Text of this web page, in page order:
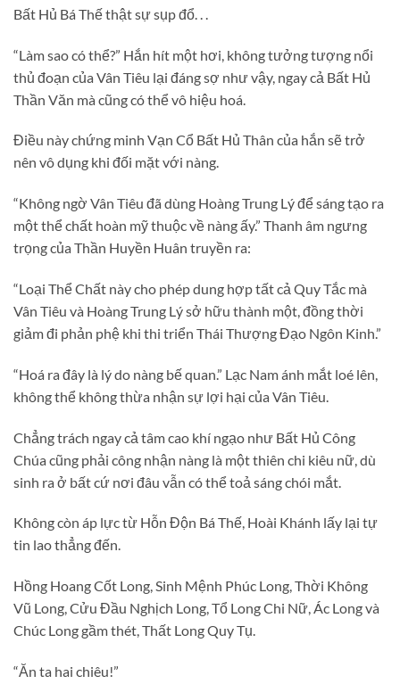
Bất Hủ Bá Thế thật sự sụp đổ. . .
“Làm sao có thể?” Hắn hít một hơi, không tưởng tượng nổi
thủ đoạn của Vân Tiêu lại đáng sợ như vậy, ngay cả Bất Hủ
Thần Văn mà cũng có thể vô hiệu hoá.
Điều này chứng minh Vạn Cổ Bất Hủ Thân của hắn sẽ trở
nên vô dụng khi đối mặt với nàng.
“Không ngờ Vân Tiêu đã dùng Hoàng Trung Lý để sáng tạo ra
một thể chất hoàn mỹ thuộc về nàng ấy.” Thanh âm ngưng
trọng của Thần Huyền Huân truyền ra:
“Loại Thể Chất này cho phép dung hợp tất cả Quy Tắc mà
Vân Tiêu và Hoàng Trung Lý sở hữu thành một, đồng thời
giảm đi phản phệ khi thi triển Thái Thượng Đạo Ngôn Kinh.”
“Hoá ra đây là lý do nàng bế quan.” Lạc Nam ánh mắt loé lên,
không thể không thừa nhận sự lợi hại của Vân Tiêu.
Chẳng trách ngay cả tâm cao khí ngạo như Bất Hủ Công
Chúa cũng phải công nhận nàng là một thiên chi kiêu nữ, dù
sinh ra ở bất cứ nơi đâu vẫn có thể toả sáng chói mắt.
Không còn áp lực từ Hỗn Độn Bá Thế, Hoài Khánh lấy lại tự
tin lao thẳng đến.
Hồng Hoang Cốt Long, Sinh Mệnh Phúc Long, Thời Không
Vũ Long, Cửu Đầu Nghịch Long, Tổ Long Chi Nữ, Ác Long và
Chúc Long gầm thét, Thất Long Quy Tụ.
“Ăn ta hai chiêu!”